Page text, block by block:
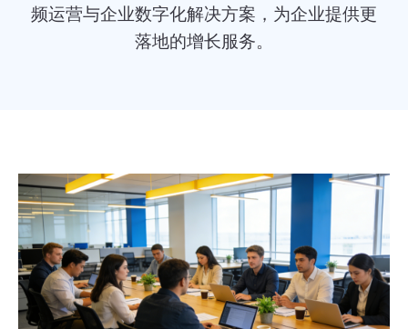
频运营与企业数字化解决方案，为企业提供更
落地的增长服务。